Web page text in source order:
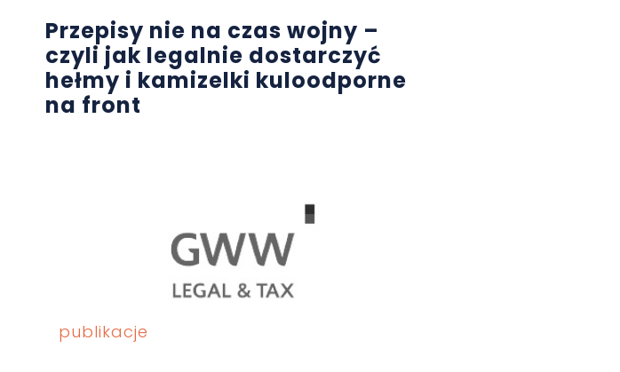
Przepisy nie na czas wojny –
czyli jak legalnie dostarczyć
hełmy i kamizelki kuloodporne
na front
publikacje